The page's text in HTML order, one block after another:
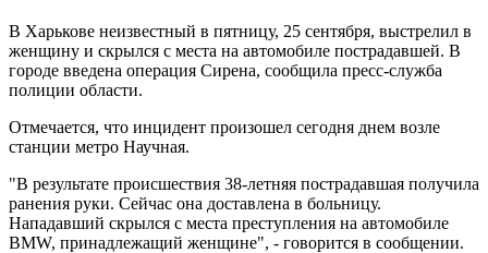
В Харькове неизвестный в пятницу, 25 сентября, выстрелил в
женщину и скрылся с места на автомобиле пострадавшей. В
городе введена операция Сирена, сообщила пресс-служба
полиции области.
Отмечается, что инцидент произошел сегодня днем возле
станции метро Научная.
"В результате происшествия 38-летняя пострадавшая получила
ранения руки. Сейчас она доставлена в больницу.
Нападавший скрылся с места преступления на автомобиле
BMW, принадлежащий женщине", - говорится в сообщении.